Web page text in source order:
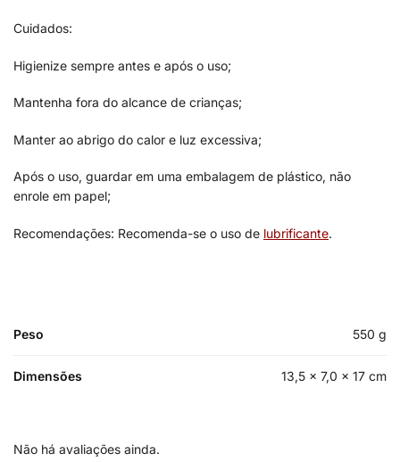
Cuidados:
Higienize sempre antes e após o uso;
Mantenha fora do alcance de crianças;
Manter ao abrigo do calor e luz excessiva;
Após o uso, guardar em uma embalagem de plástico, não
enrole em papel;
Recomendações: Recomenda-se o uso de lubrificante.
Peso 550 g
Dimensões 13,5 × 7,0 × 17 cm
Não há avaliações ainda.